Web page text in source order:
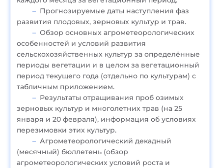
Прогнозируемые даты наступления фаз
развития плодовых, зерновых культур и трав.
Обзор основных агрометеорологических
особенностей и условий развития
сельскохозяйственных культур за определённые
периоды вегетации и в целом за вегетационный
период текущего года (отдельно по культурам) с
табличным приложением.
Результаты отращивания проб озимых
зерновых культур и многолетних трав (на 25
января и 20 февраля), информация об условиях
перезимовки этих культур.
Агрометеорологический декадный
(месячный) бюллетень (обзор
агрометеорологических условий роста и